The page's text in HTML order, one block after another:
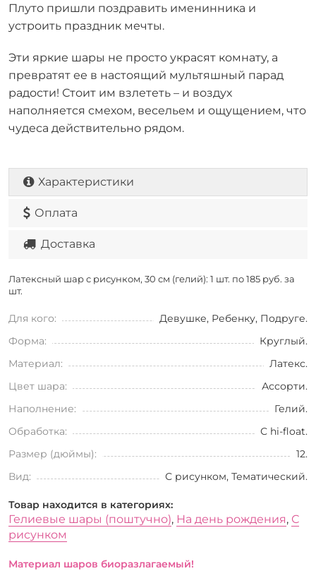
Плуто пришли поздравить именинника и
устроить праздник мечты.
Эти яркие шары не просто украсят комнату, а
превратят ее в настоящий мультяшный парад
радости! Стоит им взлететь – и воздух
наполняется смехом, весельем и ощущением, что
чудеса действительно рядом.
Характеристики
Оплата
Доставка
Латексный шар с рисунком, 30 см (гелий): 1 шт. по 185 руб. за
шт.
Для кого:
Девушке, Ребенку, Подруге.
Форма:
Круглый.
Материал:
Латекс.
Цвет шара:
Ассорти.
Наполнение:
Гелий.
Обработка:
С hi-float.
Размер (дюймы):
12.
Вид:
С рисунком, Тематический.
Товар находится в категориях:
Гелиевые шары (поштучно), На день рождения, С
рисунком
Материал шаров биоразлагаемый!